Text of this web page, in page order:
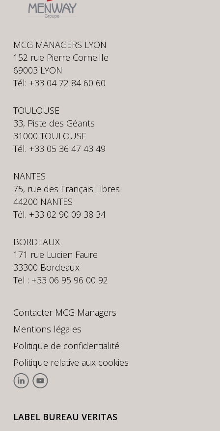
MCG MANAGERS LYON
152 rue Pierre Corneille
69003 LYON
Tél: +33 04 72 84 60 60
TOULOUSE
33, Piste des Géants
31000 TOULOUSE
Tél. +33 05 36 47 43 49
NANTES
75, rue des Français Libres
44200 NANTES
Tél. +33 02 90 09 38 34
BORDEAUX
171 rue Lucien Faure
33300 Bordeaux
Tel : +33 06 95 96 00 92
Contacter MCG Managers
Mentions légales
Politique de confidentialité
Politique relative aux cookies
LABEL BUREAU VERITAS